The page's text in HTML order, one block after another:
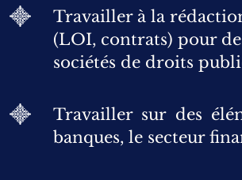
Travailler à la
(LOI, contrats) pour
sociétés de droits
Travailler sur des
banques, le secteur